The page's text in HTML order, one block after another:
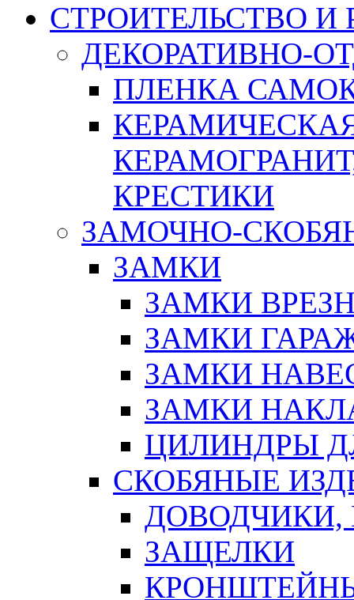
СТРОИТЕЛЬСТВО И
ДЕКОРАТИВНО-
ПЛЕНКА
КРЕСТИКИ
ЗАМОЧНО-
ЗАМКИ
ЗАМКИ
ЗАМКИ
ЗАМКИ
ЗАМКИ
ЦИЛИНДРЫ
СКОБЯНЫЕ
ЗАЩЕЛКИ